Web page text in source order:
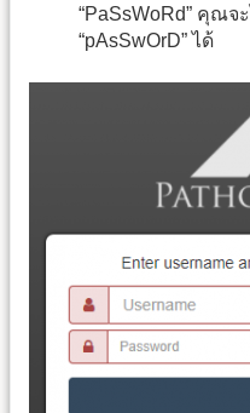
“PaSsWoRd” คุณ
“pAsSwOrD” ได้